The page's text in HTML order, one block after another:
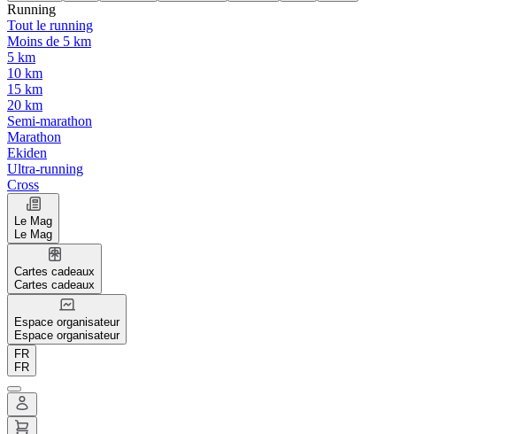
Running
Tout le running
Moins de 5 km
5 km
10 km
15 km
20 km
Semi-marathon
Marathon
Ekiden
Ultra-running
Cross
Le Mag
Le Mag
Cartes cadeaux
Cartes cadeaux
Espace organisateur
Espace organisateur
FR
FR